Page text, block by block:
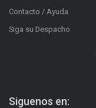
Contacto / Ayuda
Siga su Despacho
Siguenos en: